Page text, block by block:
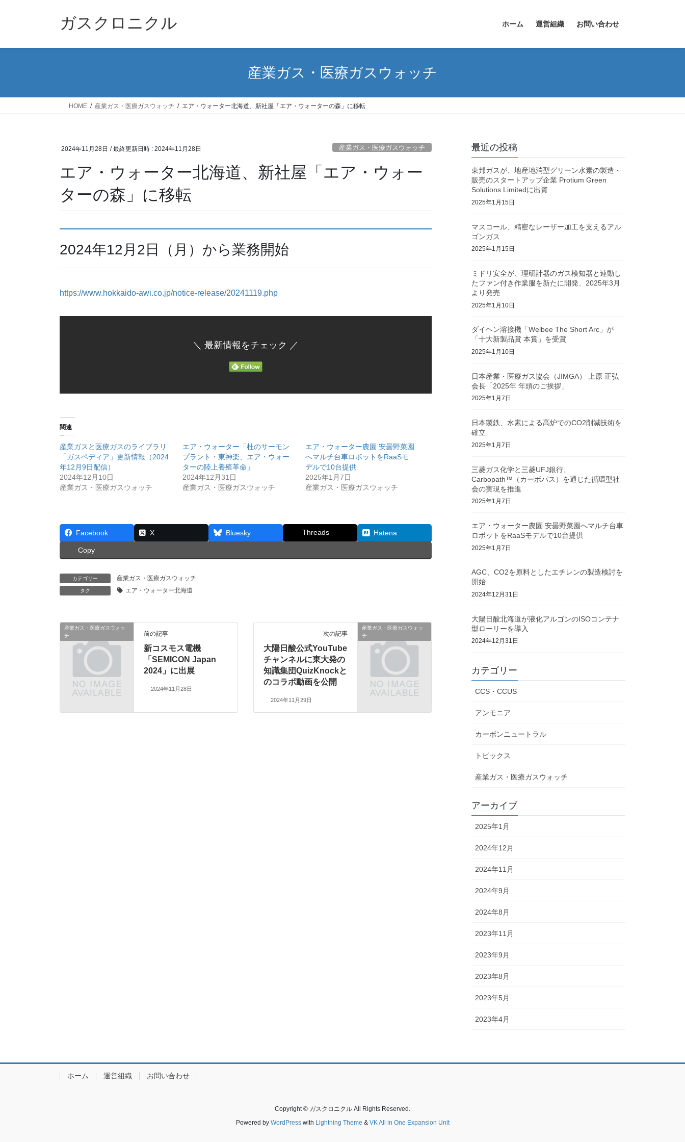
ガスクロニクル ホーム 運営組織 お問い合わせ
産業ガス・医療ガスウォッチ
HOME 産業ガス・医療ガスウォッチ エア・ウォーター北海道、新社屋「エア・ウォーターの森」に移転
2024年11月28日 / 最終更新日時 : 2024年11月28日 産業ガス・医療ガスウォッチ
エア・ウォーター北海道、新社屋「エア・ウォー
ターの森」に移転
2024年12月2日（月）から業務開始
https://www.hokkaido-awi.co.jp/notice-release/20241119.php
＼ 最新情報をチェック ／
関連
産業ガスと医療ガスのライブラリ
「ガスペディア」更新情報（2024
年12月9日配信）
2024年12月10日
産業ガス・医療ガスウォッチ
エア・ウォーター「杜のサーモン
プラント・東神楽、エア・ウォー
ターの陸上養殖革命」
2024年12月31日
産業ガス・医療ガスウォッチ
エア・ウォーター農園 安曇野菜園
へマルチ台車ロボットをRaaSモ
デルで10台提供
2025年1月7日
産業ガス・医療ガスウォッチ
Facebook X Bluesky Threads Hatena
Copy
カテゴリー 産業ガス・医療ガスウォッチ
タグ エア・ウォーター北海道
産業ガス・医療ガスウォッ
チ
前の記事
新コスモス電機
「SEMICON Japan
2024」に出展
2024年11月28日
産業ガス・医療ガスウォッ
チ
次の記事
大陽日酸公式YouTube
チャンネルに東大発の
知識集団QuizKnockと
のコラボ動画を公開
2024年11月29日
最近の投稿
東邦ガスが、地産地消型グリーン水素の製造・
販売のスタートアップ企業 Protium Green
Solutions Limitedに出資
2025年1月15日
マスコール、精密なレーザー加工を支えるアル
ゴンガス
2025年1月15日
ミドリ安全が、理研計器のガス検知器と連動し
たファン付き作業服を新たに開発、2025年3月
より発売
2025年1月10日
ダイヘン溶接機「Welbee The Short Arc」が
「十大新製品賞 本賞」を受賞
2025年1月10日
日本産業・医療ガス協会（JIMGA） 上原 正弘
会長「2025年 年頭のご挨拶」
2025年1月7日
日本製鉄、水素による高炉でのCO2削減技術を
確立
2025年1月7日
三菱ガス化学と三菱UFJ銀行、
Carbopath™（カーボパス）を通じた循環型社
会の実現を推進
2025年1月7日
エア・ウォーター農園 安曇野菜園へマルチ台車
ロボットをRaaSモデルで10台提供
2025年1月7日
AGC、CO2を原料としたエチレンの製造検討を
開始
2024年12月31日
大陽日酸北海道が液化アルゴンのISOコンテナ
型ローリーを導入
2024年12月31日
カテゴリー
CCS・CCUS
アンモニア
カーボンニュートラル
トピックス
産業ガス・医療ガスウォッチ
アーカイブ
2025年1月
2024年12月
2024年11月
2024年9月
2024年8月
2023年11月
2023年9月
2023年8月
2023年5月
2023年4月
ホーム 運営組織 お問い合わせ
Copyright © ガスクロニクル All Rights Reserved.
Powered by WordPresswith Lightning Theme & VK All in One Expansion Unit